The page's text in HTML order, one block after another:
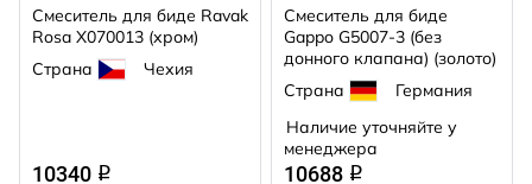
Смеситель для биде Ravak
Rosa X070013 (хром)
Страна
Чехия
10340 q
Смеситель для биде
Gappo G5007-3 (без
донного клапана) (золото)
Страна
Германия
Наличие уточняйте у
менеджера
10688 q